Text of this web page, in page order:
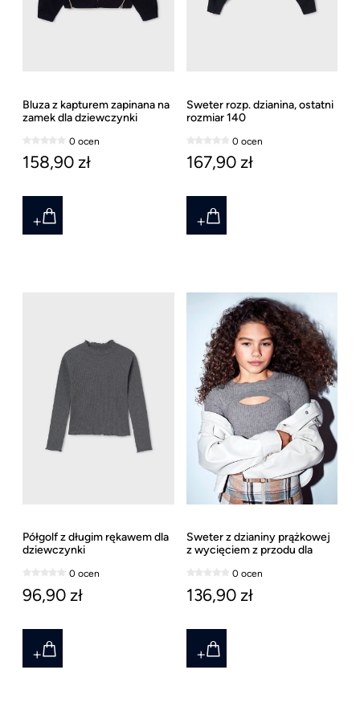
Bluza z kapturem zapinana na
zamek dla dziewczynki
0 ocen
158,90 zł
Sweter rozp. dzianina, ostatni
rozmiar 140
0 ocen
167,90 zł
Półgolf z długim rękawem dla
dziewczynki
0 ocen
96,90 zł
Sweter z dzianiny prążkowej
z wycięciem z przodu dla
0 ocen
136,90 zł